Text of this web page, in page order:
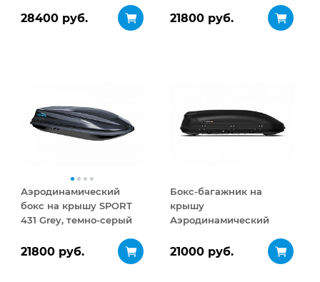
28400 руб. 21800 руб.
Аэродинамический
бокс на крышу SPORT
431 Grey, темно-серый
21800 руб.
Бокс-багажник на
крышу
Аэродинамический
21000 руб.